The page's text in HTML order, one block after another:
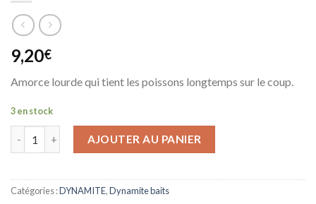
9,20€
Amorce lourde qui tient les poissons longtemps sur le coup.
3 en stock
AJOUTER AU PANIER
Catégories :DYNAMITE,Dynamite baits